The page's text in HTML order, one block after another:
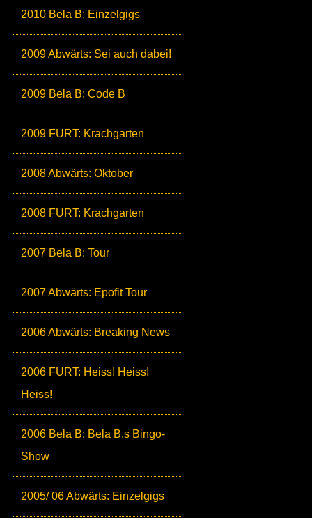
2010 Bela B: Einzelgigs
2009 Abwärts: Sei auch dabei!
2009 Bela B: Code B
2009 FURT: Krachgarten
2008 Abwärts: Oktober
2008 FURT: Krachgarten
2007 Bela B: Tour
2007 Abwärts: Epofit Tour
2006 Abwärts: Breaking News
2006 FURT: Heiss! Heiss!
Heiss!
2006 Bela B: Bela B.s Bingo-
Show
2005/ 06 Abwärts: Einzelgigs